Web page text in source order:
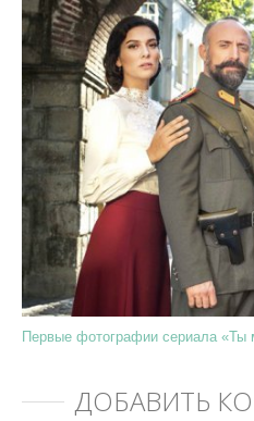
Первые фотографии сериала «Ты
ДОБАВИТЬ